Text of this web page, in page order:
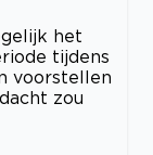
het
tijdens
voorstellen
zou